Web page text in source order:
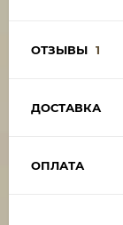
ОТЗЫВЫ 1
ДОСТАВКА
ОПЛАТА